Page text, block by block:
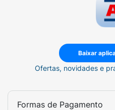
Baixar
Ofertas, novidades e
Formas de Pagamento